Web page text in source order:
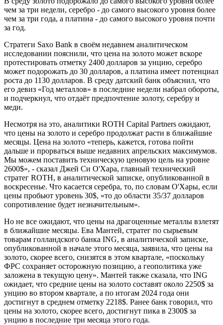
чем за три недели, серебро - до самого высокого уровня более
чем за три года, а платина - до самого высокого уровня почти
за год.
Стратеги Saxo Bank в своём недавнем аналитическом
исследовании пояснили, что цена на золото может вскоре
протестировать отметку 2400 долларов за унцию, серебро
может подорожать до 30 долларов, а платина имеет потенциал
роста до 1130 долларов. В среду датский банк объяснил, что
его девиз «Год металлов» в последние недели набрал обороты,
и подчеркнул, что отдаёт предпочтение золоту, серебру и
меди.
Несмотря на это, аналитики ROTH Capital Partners ожидают,
что цены на золото и серебро продолжат расти в ближайшие
месяцы. Цена на золото «теперь, кажется, готова пойти
дальше и прорваться выше недавних апрельских максимумов.
Мы можем поставить техническую ценовую цель на уровне
2600$», - сказал Джей Си О'Хара, главный технический
стратег ROTH, в аналитической записке, опубликованной в
воскресенье. Что касается серебра, то, по словам О'Хары, если
цены пробьют уровень 30$, «то до области 35/37 долларов
сопротивление будет незначительным».
Но не все ожидают, что цены на драгоценные металлы взлетят
в ближайшие месяцы. Ева Мантей, стратег по сырьевым
товарам голландского банка ING, в аналитической записке,
опубликованной в начале этого месяца, заявила, что цены на
золото, скорее всего, снизятся в этом квартале, «поскольку
ФРС сохраняет осторожную позицию, а геополитика уже
заложена в текущую цену». Мантей также сказала, что ING
ожидает, что средние цены на золото составят около 2250$ за
унцию во втором квартале, а по итогам 2024 года они
достигнут в среднем отметку 2218$. Ранее банк говорил, что
цены на золото, скорее всего, достигнут пика в 2300$ за
унцию в последние три месяца этого года.